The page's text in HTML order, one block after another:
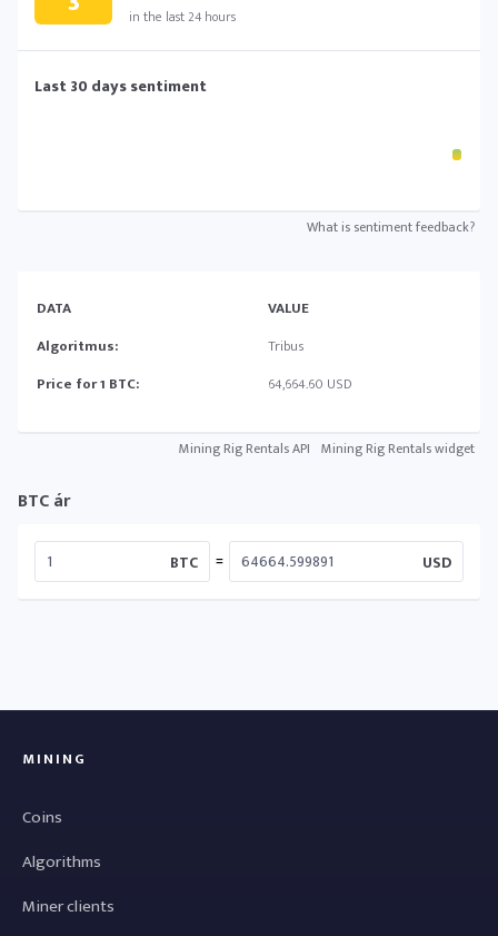
in the last 24 hours
Last 30 days sentiment
What is sentiment feedback?
DATA
VALUE
Algoritmus:
Tribus
Price for 1 BTC:
64,664.60 USD
Mining Rig Rentals API Mining Rig Rentals widget
BTC ár
BTC = USD
MINING
Coins
Algorithms
Miner clients